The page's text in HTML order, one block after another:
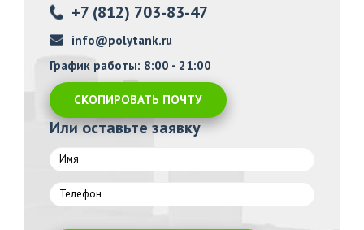
+7 (812) 703-83-47
info@polytank.ru
График работы: 8:00 - 21:00
СКОПИРОВАТЬ ПОЧТУ
Или оставьте заявку